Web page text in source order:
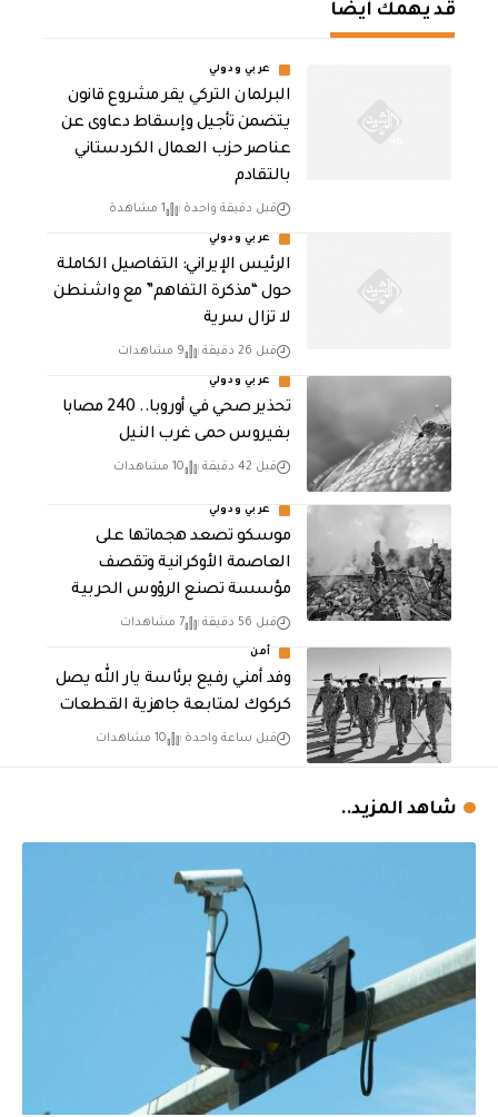
قد يهمك أيضا
عربي ودولي
البرلمان التركي يقر مشروع قانون
يتضمن تأجيل وإسقاط دعاوى عن
عناصر حزب العمال الكردستاني
بالتقادم
قبل دقيقة واحدة 1 مشاهدة
عربي ودولي
الرئيس الإيراني: التفاصيل الكاملة
حول “مذكرة التفاهم” مع واشنطن
لا تزال سرية
قبل 26 دقيقة 9 مشاهدات
عربي ودولي
تحذير صحي في أوروبا.. 240 مصابا
بفيروس حمى غرب النيل
قبل 42 دقيقة 10 مشاهدات
عربي ودولي
موسكو تصعد هجماتها على
العاصمة الأوكرانية وتقصف
مؤسسة تصنع الرؤوس الحربية
قبل 56 دقيقة 7 مشاهدات
أمن
وفد أمني رفيع برئاسة يار الله يصل
كركوك لمتابعة جاهزية القطعات
قبل ساعة واحدة 10 مشاهدات
شاهد المزيد..